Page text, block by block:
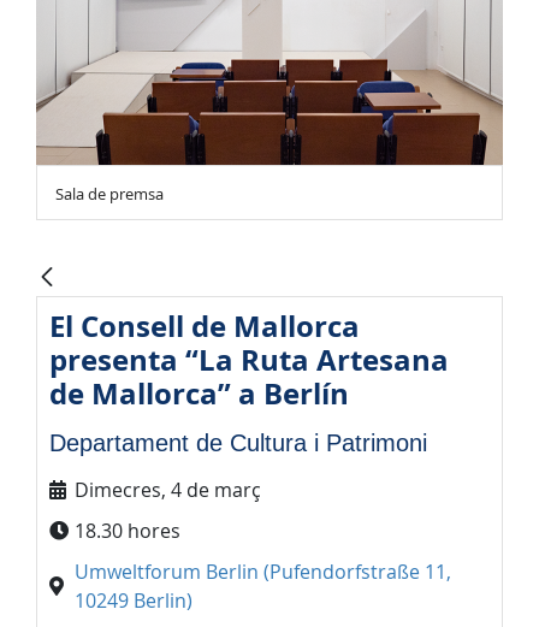
Sala de premsa
El Consell de Mallorca
presenta “La Ruta Artesana
de Mallorca” a Berlín
Departament de Cultura i Patrimoni
Dimecres, 4 de març
18.30 hores
Umweltforum Berlin (Pufendorfstraße 11,
10249 Berlin)